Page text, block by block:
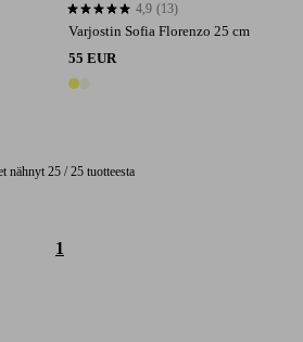
Varjostin Sofia Florenzo 25 cm
55 EUR
2 värejä
4,9 perustuen 13 arvosanaan
4,9 (13)
nähnyt 25 / 25 tuotteesta
1